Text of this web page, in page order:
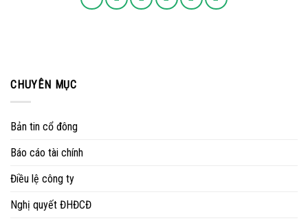
CHUYÊN MỤC
Bản tin cổ đông
Báo cáo tài chính
Điều lệ công ty
Nghị quyết ĐHĐCĐ